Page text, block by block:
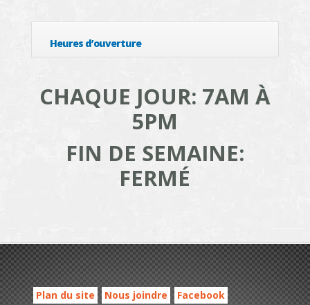
Heures d’ouverture
CHAQUE JOUR: 7AM À
5PM
FIN DE SEMAINE:
FERMÉ
Plan du site Nous joindre Facebook